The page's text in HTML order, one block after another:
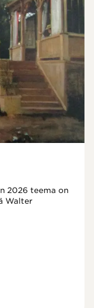
2026 teema on
Walter